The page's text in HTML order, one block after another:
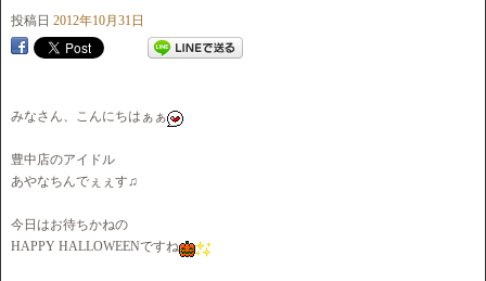
投稿日 2012年10月31日
みなさん、こんにちはぁぁ
豊中店のアイドル
あやなちんでぇぇす♫
今日はお待ちかねの
HAPPY HALLOWEENですね